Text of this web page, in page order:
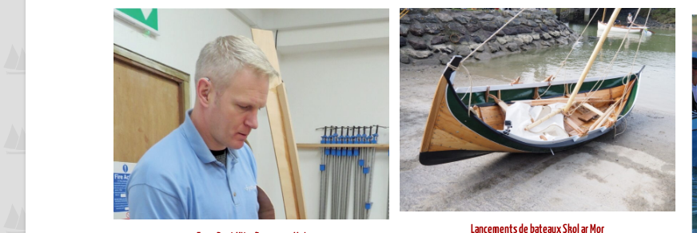
Lancements de bateaux Skol ar Mor